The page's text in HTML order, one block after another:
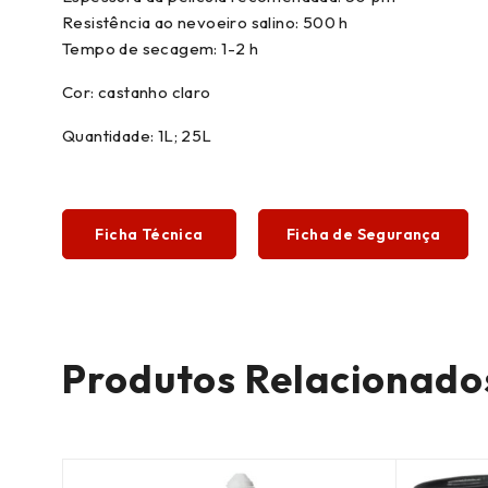
Resistência ao nevoeiro salino: 500 h
Tempo de secagem: 1-2 h
Cor: castanho claro
Quantidade: 1L; 25L
Ficha Técnica Ficha de Segurança
Produtos